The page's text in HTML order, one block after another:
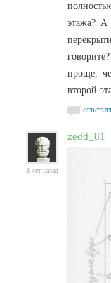
этажа? А
проще,
второй
8 лет назад
zedd_81